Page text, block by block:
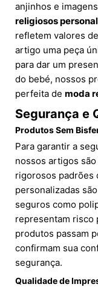
anjinhos e
religiosos
refletem valores
artigo uma peça
para dar um
do bebé, nossos
perfeita de moda
Segurança e
Produtos Sem
Para garantir a
nossos artigos
rigorosos padrões
personalizadas são
seguros como
representam risco
produtos passam
confirmam sua
segurança.
Qualidade de